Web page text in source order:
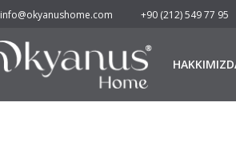
info@okyanushome.com +90 (212) 549 77 95